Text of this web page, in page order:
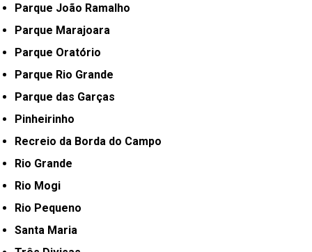
Parque João Ramalho
Parque Marajoara
Parque Oratório
Parque Rio Grande
Parque das Garças
Pinheirinho
Recreio da Borda do Campo
Rio Grande
Rio Mogi
Rio Pequeno
Santa Maria